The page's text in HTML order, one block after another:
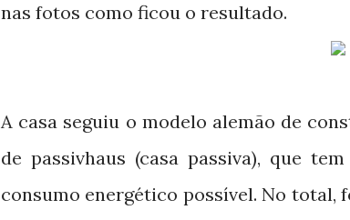
nas fotos como ficou o resultado.
A casa seguiu o modelo alemão de
de passivhaus (casa passiva), que
consumo energético possível. No total,